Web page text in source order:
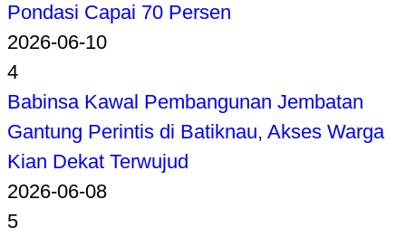
Pondasi Capai 70 Persen
2026-06-10
4
Babinsa Kawal Pembangunan Jembatan
Gantung Perintis di Batiknau, Akses Warga
Kian Dekat Terwujud
2026-06-08
5